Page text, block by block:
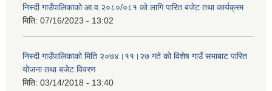
निस्दी गाउँपालिकाको आ.व.२०८०/०८१ को लागि पारित बजेट तथा कार्यक्रम
मिति: 07/16/2023 - 13:02
निस्दी गाउँपालिकाको मिति २०७४।११।२७ गते को विशेष गाउँ सभाबाट पारित
योजना तथा बजेट विवरण
मिति: 03/14/2018 - 13:40